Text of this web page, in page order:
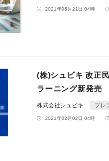
2021年05月21日 04時
(株)シュビキ 改正
ラーニング新発売
株式会社シュビキ プレ
2021年02月02日 04時